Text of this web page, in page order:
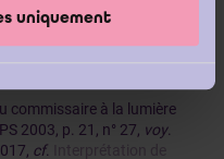
uniquement
commissaire à la lumière
2003, p. 21, n° 27, voy.
cf.
Interprétation de